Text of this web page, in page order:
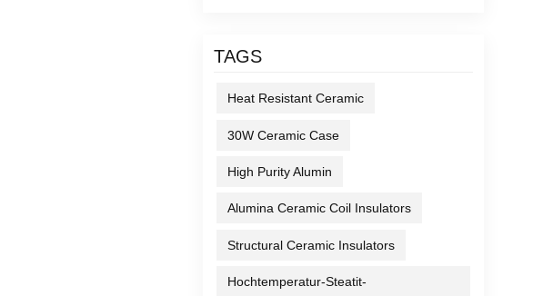
TAGS
Heat Resistant Ceramic
30W Ceramic Case
High Purity Alumin
Alumina Ceramic Coil Insulators
Structural Ceramic Insulators
Hochtemperatur-Steatit-